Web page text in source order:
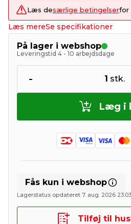
Læs desærlige betingelserfor
Læs mereSe specifikationer
På lager i webshop
Leveringstid 4 - 10 arbejdsdage
- 1 stk.
Læg i
Fås kun i webshop
Lagerstatus opdateret 7. aug. 2026 23:03
Tilføj til